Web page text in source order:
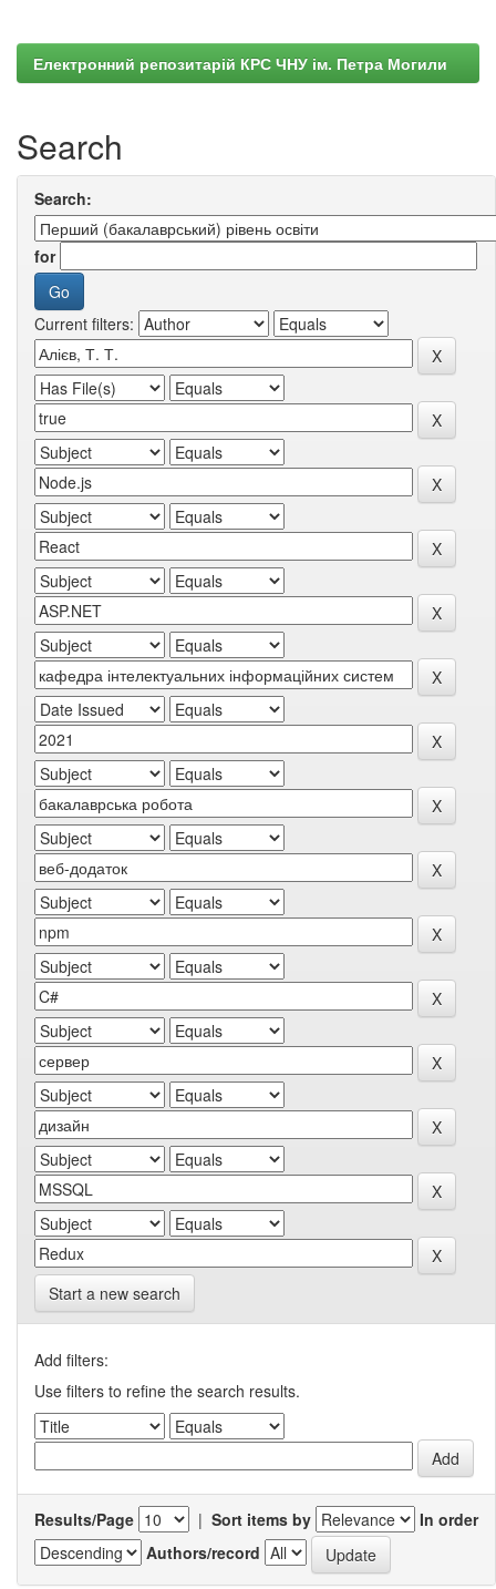
Електронний репозитарій КРС ЧНУ ім. Петра Могили
Search
Search:
for
Current filters:
Start a new search
Add filters:
Use filters to refine the search results.
Results/Page | Sort items by
In order
Authors/record